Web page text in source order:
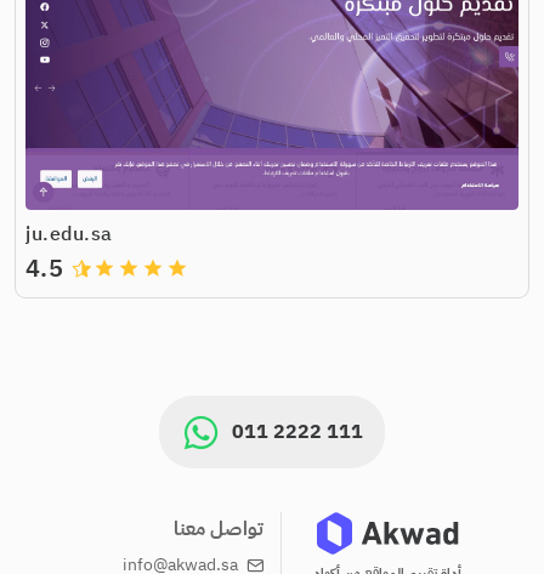
ju.edu.sa
grade
grade
grade
grade
4.5
011 2222 111
تواصل معنا
info@akwad.sa